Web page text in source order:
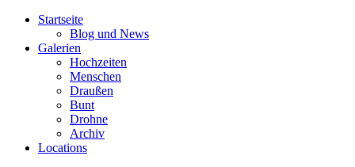
Startseite
Blog und News
Galerien
Hochzeiten
Menschen
Draußen
Bunt
Drohne
Archiv
Locations